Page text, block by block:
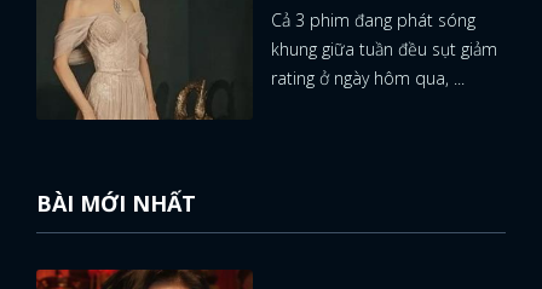
Cả 3 phim đang phát sóng
khung giữa tuần đều sụt giảm
rating ở ngày hôm qua, ...
BÀI MỚI NHẤT